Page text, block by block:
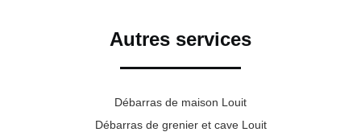
Autres services
Débarras de maison Louit
Débarras de grenier et cave Louit